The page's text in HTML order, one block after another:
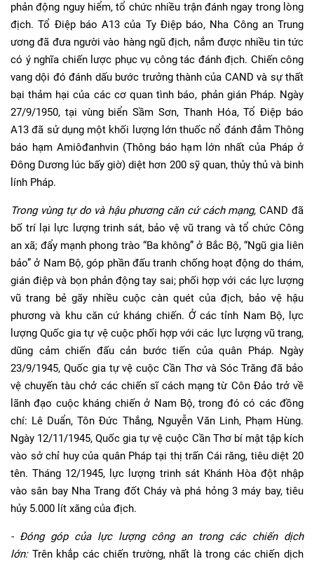
phản động nguy hiểm, tổ chức nhiều trận đánh ngay trong lòng
địch. Tổ Điệp báo A13 của Ty Điệp báo, Nha Công an Trung
ương đã đưa người vào hàng ngũ địch, nắm được nhiều tin tức
có ý nghĩa chiến lược phục vụ công tác đánh địch. Chiến công
vang dội đó đánh dấu bước trưởng thành của CAND và sự thất
bại thảm hại của các cơ quan tình báo, phản gián Pháp. Ngày
27/9/1950, tại vùng biển Sầm Sơn, Thanh Hóa, Tổ Điệp báo
A13 đã sử dụng một khối lượng lớn thuốc nổ đánh đắm Thông
báo hạm Amiôđanhvin (Thông báo hạm lớn nhất của Pháp ở
Đông Dương lúc bấy giờ) diệt hơn 200 sỹ quan, thủy thủ và binh
lính Pháp.
Trong vùng tự do và hậu phương căn cứ cách mạng, CAND đã
bố trí lại lực lượng trinh sát, bảo vệ vũ trang và tổ chức Công
an xã; đẩy mạnh phong trào “Ba không” ở Bắc Bộ, “Ngũ gia liên
bảo” ở Nam Bộ, góp phần đấu tranh chống hoạt động do thám,
gián điệp và bọn phản động tay sai; phối hợp với các lực lượng
vũ trang bẻ gãy nhiều cuộc càn quét của địch, bảo vệ hậu
phương và khu căn cứ kháng chiến. Ở các tỉnh Nam Bộ, lực
lượng Quốc gia tự vệ cuộc phối hợp với các lực lượng vũ trang,
dũng cảm chiến đấu cản bước tiến của quân Pháp. Ngày
23/9/1945, Quốc gia tự vệ cuộc Cần Thơ và Sóc Trăng đã bảo
vệ chuyến tàu chở các chiến sĩ cách mạng từ Côn Đảo trở về
lãnh đạo cuộc kháng chiến ở Nam Bộ, trong đó có các đồng
chí: Lê Duẩn, Tôn Đức Thắng, Nguyễn Văn Linh, Phạm Hùng.
Ngày 12/11/1945, Quốc gia tự vệ cuộc Cần Thơ bí mật tập kích
vào sở chỉ huy của quân Pháp tại thị trấn Cái răng, tiêu diệt 20
tên. Tháng 12/1945, lực lượng trinh sát Khánh Hòa đột nhập
vào sân bay Nha Trang đốt Cháy và phá hỏng 3 máy bay, tiêu
hủy 5.000 lít xăng của địch.
- Đóng góp của lực lượng công an trong các chiến dịch
lớn:Trên khắp các chiến trường, nhất là trong các chiến dịch